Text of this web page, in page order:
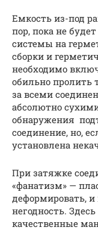
Емкость из-под
пор, пока не
системы на
сборки и
необходимо
обильно пролить
за всеми
абсолютно
обнаружения
соединение, но,
установлена
При затяжке
«фанатизм» —
деформировать,
негодность.
качественные